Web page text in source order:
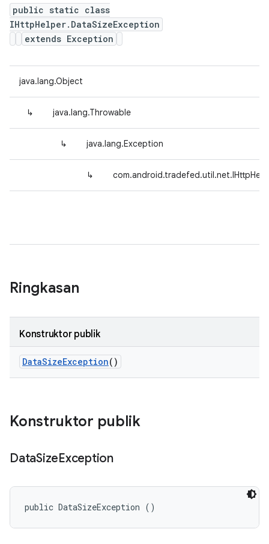
public static class
IHttpHelper.DataSizeException
extends Exception
java.lang.Object
↳ java.lang.Throwable
↳ java.lang.Exception
↳
Ringkasan
Konstruktor publik
DataSizeException()
Konstruktor publik
DataSizeException
public DataSizeException ()